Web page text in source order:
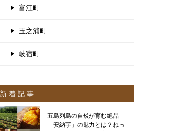
富江町
玉之浦町
岐宿町
新 着 記 事
五島列島の自然が育む絶品
「安納芋」の魅力とは？ねっ